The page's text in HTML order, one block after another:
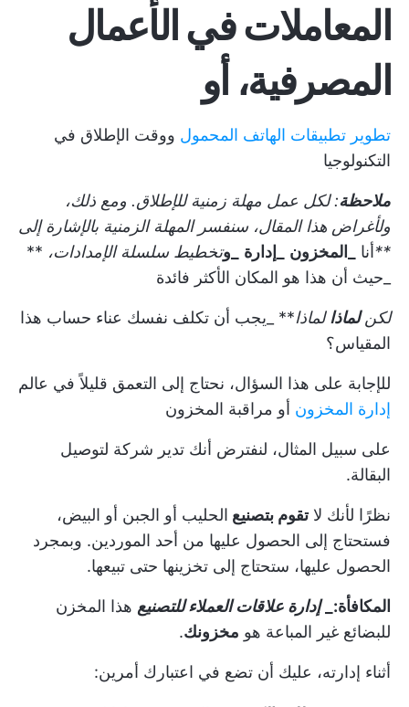
المعاملات في الأعمال
المصرفية، أو
تطوير تطبيقات الهاتف المحمول ووقت الإطلاق في
التكنولوجيا
ملاحظة: لكل عمل مهلة زمنية للإطلاق. ومع ذلك،
ولأغراض هذا المقال، سنفسر المهلة الزمنية بالإشارة إلى
**أنا _المخزون _إدارة _وتخطيط سلسلة الإمدادات، **
_حيث أن هذا هو المكان الأكثر فائدة
لكن لماذا لماذا** _يجب أن تكلف نفسك عناء حساب هذا
المقياس؟
للإجابة على هذا السؤال، نحتاج إلى التعمق قليلاً في عالم
إدارة المخزون أو مراقبة المخزون
على سبيل المثال، لنفترض أنك تدير شركة لتوصيل
البقالة.
نظرًا لأنك لاتقوم بتصنيع الحليب أو الجبن أو البيض،
فستحتاج إلى الحصول عليها من أحد الموردين. وبمجرد
الحصول عليها، ستحتاج إلى تخزينها حتى تبيعها.
المكافأة:_ إدارة علاقات العملاء للتصنيع هذا المخزن
للبضائع غير المباعة هو مخزونك.
أثناء إدارته، عليك أن تضع في اعتبارك أمرين: